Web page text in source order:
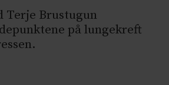
Terje Brustugun
på lungekreft